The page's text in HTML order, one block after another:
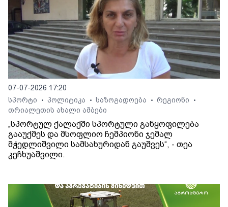
07-07-2026 17:20
სპორტი
• პოლიტიკა • საზოგადოება • რეგიონი •
თრიალეთის ახალი ამბები
„სპორტულ ქალაქში სპორტული განყოფილება
გააუქმეს და მსოფლიო ჩემპიონი ჯემალ
მჭედლიშვილი სამსახურიდან გაუშვეს“, - თეა
კეჩხუაშვილი.